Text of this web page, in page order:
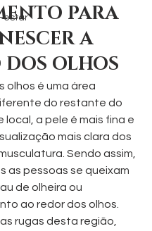
estar
PARA
A
OLHOS
olhos é uma área
do restante do
local, a pele é mais fina e
mais clara dos
Sendo assim,
as pessoas se queixam
de olheira ou
ao redor dos olhos.
rugas desta região,